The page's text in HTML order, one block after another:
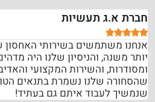
חברת א.ג תעשיות





אנחנו משתמשים בשירותי האחסון
יותר משנה, והניסיון שלנו היה
ומסודרות, והשירות המקצועי
שהסחורה שלנו נשמרת בתנאים
שנמשיך לעבוד איתם גם בעתיד!